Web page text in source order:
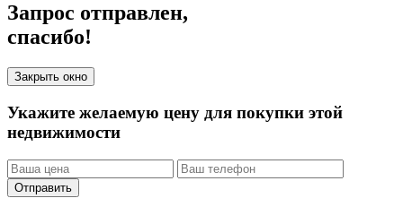
Запрос отправлен,
спасибо!
Закрыть окно
Укажите желаемую цену для покупки этой
недвижимости
Отправить